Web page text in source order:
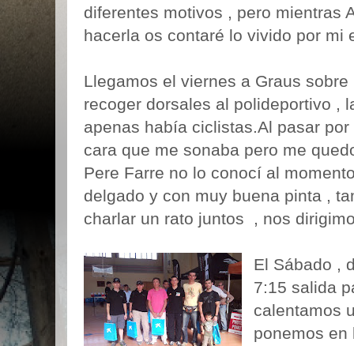
diferentes motivos , pero mientras
hacerla os contaré lo vivido por mi
Llegamos el viernes a Graus
recoger dorsales al polideportivo ,
apenas había ciclistas.Al pasar
cara que me sonaba pero me
Pere Farre no lo conocí al
delgado y con muy buena pinta ,
charlar un rato juntos , nos
El Sábado ,
7:15 salida
calentamos
ponemos